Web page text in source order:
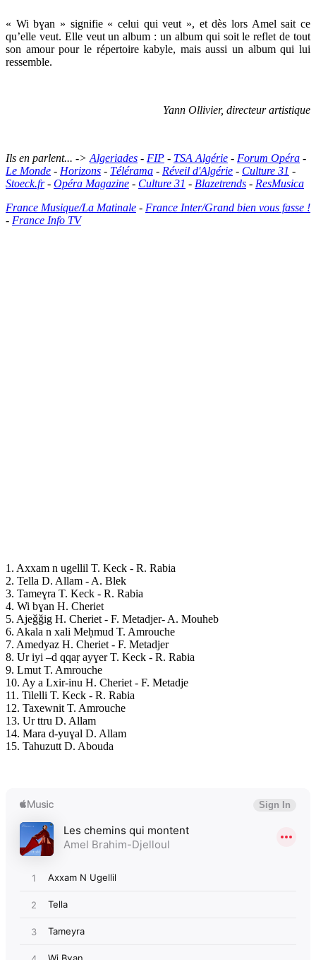
« Wi bɣan » signifie « celui qui veut », et dès lors Amel sait ce
qu’elle veut. Elle veut un album : un album qui soit le reflet de tout
son amour pour le répertoire kabyle, mais aussi un album qui lui
ressemble.
Yann Ollivier, directeur artistique
Ils en parlent... -> Algeriades - FIP - TSA Algérie - Forum Opéra -
Le Monde - Horizons - Télérama - Réveil d'Algérie - Culture 31 -
Stoeck.fr- Opéra Magazine - Culture 31 - Blazetrends - ResMusica
France Musique/La Matinale - France Inter/Grand bien vous fasse !
- France Info TV
1. Axxam n ugellil T. Keck - R. Rabia
2. Tella D. Allam - A. Blek
3. Tameɣra T. Keck - R. Rabia
4. Wi bɣan H. Cheriet
5. Ajeǧǧig H. Cheriet - F. Metadjer- A. Mouheb
6. Akala n xali Meḥmud T. Amrouche
7. Amedyaz H. Cheriet - F. Metadjer
8. Ur iyi –d qqaṛ ayɣer T. Keck - R. Rabia
9. Lmut T. Amrouche
10. Ay a Lxir-inu H. Cheriet - F. Metadje
11. Tilelli T. Keck - R. Rabia
12. Taxewnit T. Amrouche
13. Ur ttru D. Allam
14. Mara d-yuɣal D. Allam
15. Tahuzutt D. Abouda